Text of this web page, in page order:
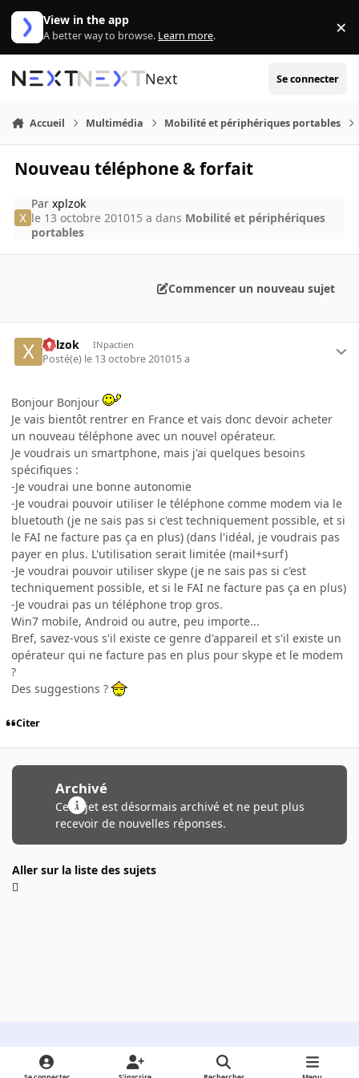
Aller au contenu
View in the app
A better way to browse. Learn more. ×
Next Se connecter
Accueil Multimédia Mobilité et périphériques portables
Nouveau téléphone & forfait
Parxplzok
le 13 octobre 201015 a dans Mobilité et périphériques
portables
Commencer un nouveau sujet
xplzok INpactien
Posté(e) le 13 octobre 201015 a
Bonjour Bonjour
Je vais bientôt rentrer en France et vais donc devoir acheter
un nouveau téléphone avec un nouvel opérateur.
Je voudrais un smartphone, mais j'ai quelques besoins
spécifiques :
-Je voudrai une bonne autonomie
-Je voudrai pouvoir utiliser le téléphone comme modem via le
bluetouth (je ne sais pas si c'est techniquement possible, et si
le FAI ne facture pas ça en plus) (dans l'idéal, je voudrais pas
payer en plus. L'utilisation serait limitée (mail+surf)
-Je voudrai pouvoir utiliser skype (je ne sais pas si c'est
techniquement possible, et si le FAI ne facture pas ça en plus)
-Je voudrai pas un téléphone trop gros.
Win7 mobile, Android ou autre, peu importe...
Bref, savez-vous s'il existe ce genre d'appareil et s'il existe un
opérateur qui ne facture pas en plus pour skype et le modem
?
Des suggestions ?
Citer
Archivé
Ce sujet est désormais archivé et ne peut plus
recevoir de nouvelles réponses.
Aller sur la liste des sujets
Light ModeDark ModeSystem Preference